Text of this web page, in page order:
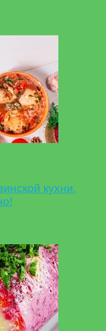
кухни.